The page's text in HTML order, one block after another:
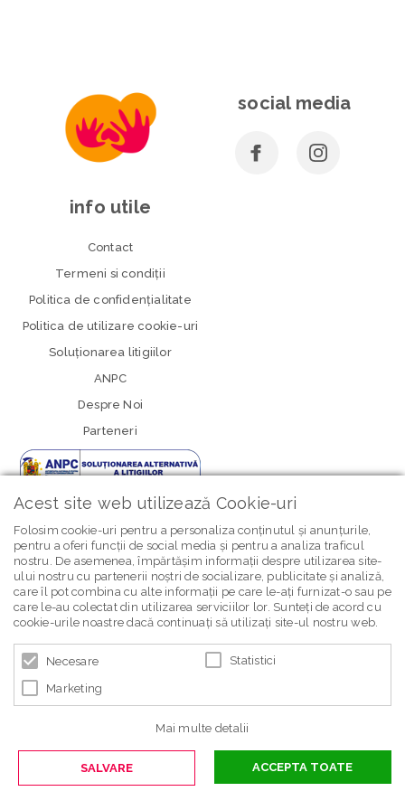
© 2026 BEBE BRANDS | POWERED BY
social media
info utile
Contact
Termeni si condiţii
Politica de confidenţialitate
Politica de utilizare cookie-uri
Soluționarea litigiilor
ANPC
Despre Noi
Parteneri
newsletter Bebe Brands
Acest site web utilizează Cookie-uri
Folosim cookie-uri pentru a personaliza conținutul și anunțurile,
pentru a oferi funcții de social media și pentru a analiza traficul
nostru. De asemenea, împărtășim informații despre utilizarea site-
ului nostru cu partenerii noștri de socializare, publicitate și analiză,
care îl pot combina cu alte informații pe care le-ați furnizat-o sau pe
care le-au colectat din utilizarea serviciilor lor. Sunteți de acord cu
cookie-urile noastre dacă continuați să utilizați site-ul nostru web.
Necesare Statistici
Marketing
Mai multe detalii
SALVARE ACCEPTA TOATE